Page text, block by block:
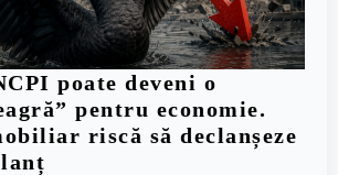
poate deveni o
pentru economie.
riscă să declanșeze